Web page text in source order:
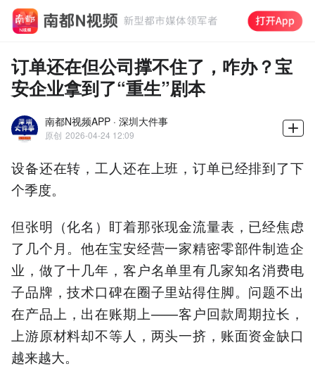
订单还在但公司撑不住了，咋办？宝
安企业拿到了“重生”剧本
南都N视频APP · 深圳大件事
原创 2026-04-24 12:09
设备还在转，工人还在上班，订单已经排到了下
个季度。
但张明（化名）盯着那张现金流量表，已经焦虑
了几个月。他在宝安经营一家精密零部件制造企
业，做了十几年，客户名单里有几家知名消费电
子品牌，技术口碑在圈子里站得住脚。问题不出
在产品上，出在账期上——客户回款周期拉长，
上游原材料却不等人，两头一挤，账面资金缺口
越来越大。